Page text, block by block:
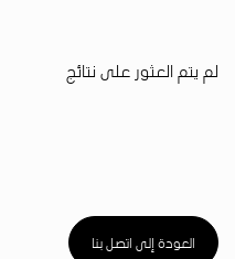
لم يتم العثور على نتائج
العودة إلى اتصل بنا